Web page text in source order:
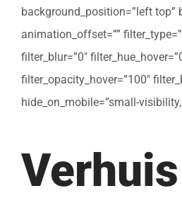
background_position=”left top”
animation_offset=””
filter_blur=”0″
filter_opacity_hover=”100″
hide_on_mobile=”small-